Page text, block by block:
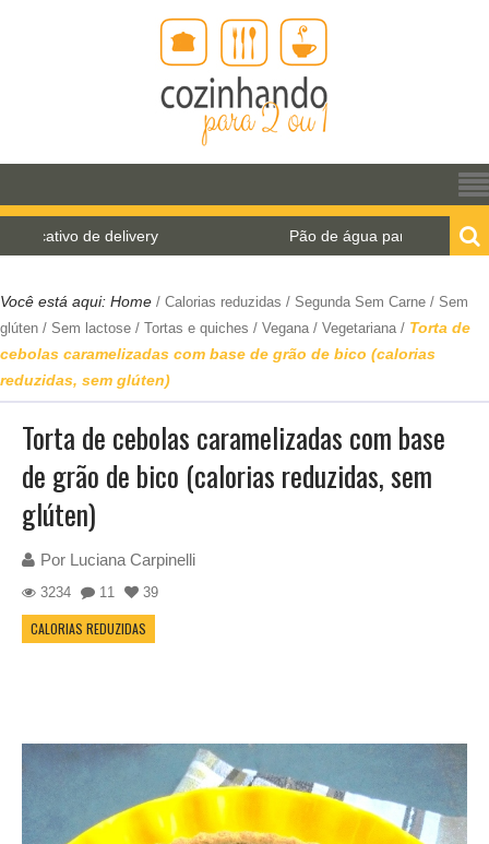
delivery Pão de água para o World Bread Day
Você está aqui: Home / Calorias reduzidas / Segunda Sem Carne / Sem
glúten / Sem lactose / Tortas e quiches / Vegana/ Vegetariana/ Torta de
cebolas caramelizadas com base de grão de bico (calorias
reduzidas, sem glúten)
Torta de cebolas caramelizadas com base
de grão de bico (calorias reduzidas, sem
glúten)
Por Luciana Carpinelli
3234 11 39
CALORIAS REDUZIDAS